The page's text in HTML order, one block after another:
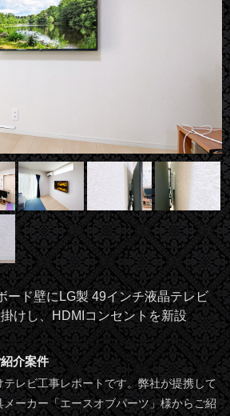
ード壁にLG製 49インチ液晶テレビ
けし、HDMIコンセントを新設
介案件
レビ工事レポートです。弊社が提携して
ーカー「エースオブパーツ」様からご紹